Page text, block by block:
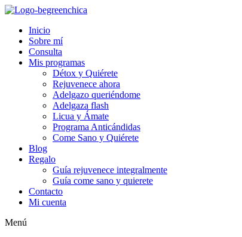
Inicio
Sobre mí
Consulta
Mis programas
Détox y Quiérete
Rejuvenece ahora
Adelgazo queriéndome
Adelgaza flash
Licua y Ámate
Programa Anticándidas
Come Sano y Quiérete
Blog
Regalo
Guía rejuvenece integralmente
Guía come sano y quierete
Contacto
Mi cuenta
Menú